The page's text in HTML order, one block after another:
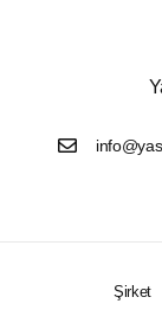
Şirket